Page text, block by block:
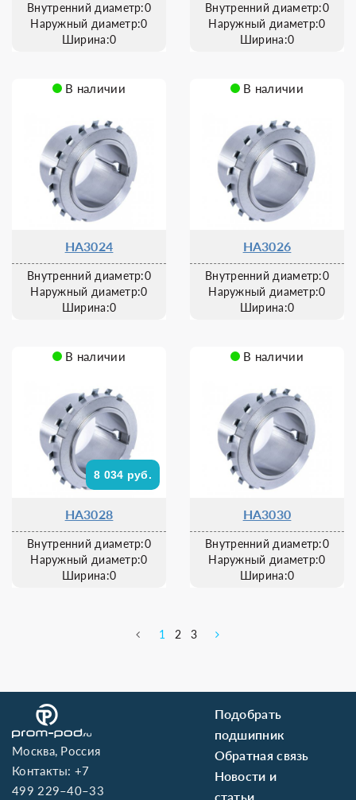
Внутренний диаметр:0
Наружный диаметр:0
Ширина:0
Внутренний диаметр:0
Наружный диаметр:0
Ширина:0
В наличии
HA3024
Внутренний диаметр:0
Наружный диаметр:0
Ширина:0
В наличии
HA3026
Внутренний диаметр:0
Наружный диаметр:0
Ширина:0
В наличии
8 034 руб.
HA3028
Внутренний диаметр:0
Наружный диаметр:0
Ширина:0
В наличии
HA3030
Внутренний диаметр:0
Наружный диаметр:0
Ширина:0
1 2 3
Москва, Россия
Контакты:+7
499 229–40–33
Подобрать
подшипник
Обратная связь
Новости и
статьи